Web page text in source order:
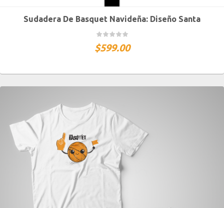
CH M G XG XXG
Sudadera De Basquet Navideña: Diseño Santa
$599.00